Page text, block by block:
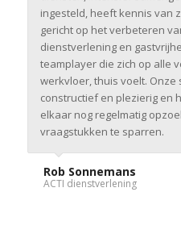
ingesteld, heeft kennis van
gericht op het verbeteren
dienstverlening en
teamplayer die zich op alle
werkvloer, thuis voelt. Onze
constructief en plezierig en
elkaar nog regelmatig
vraagstukken te sparren.
Rob Sonnemans
ACTI dienstverlening